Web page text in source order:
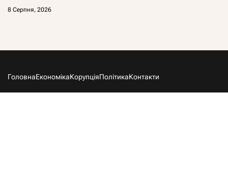
8 Серпня, 2026
ГоловнаЕкономікаКорупціяПолітикаКонтакти